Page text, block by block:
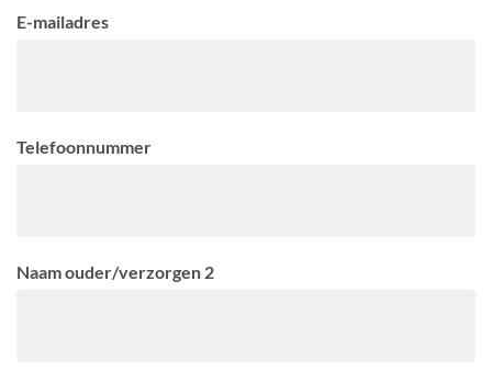
E-mailadres
Telefoonnummer
Naam ouder/verzorgen 2